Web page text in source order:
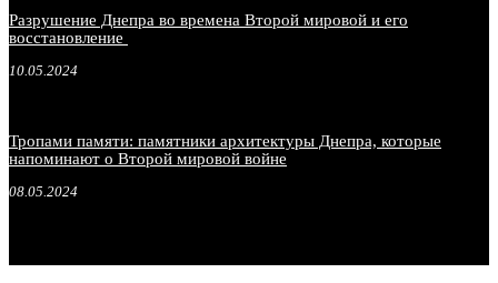
Разрушение Днепра во времена Второй мировой и его
восстановление
10.05.2024
Тропами памяти: памятники архитектуры Днепра, которые
напоминают о Второй мировой войне
08.05.2024